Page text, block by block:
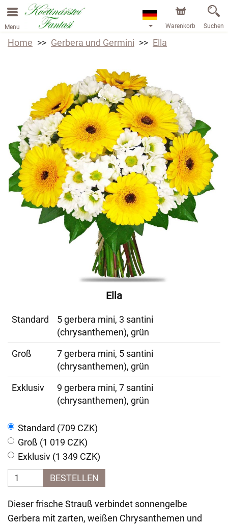
Menu Warenkorb Suchen
Home Gerbera und Germini Ella
Ella
Standard
5 gerbera mini, 3 santini
(chrysanthemen), grün
Groß
7 gerbera mini, 5 santini
(chrysanthemen), grün
Exklusiv
9 gerbera mini, 7 santini
(chrysanthemen), grün
Standard (709 CZK)
Groß (1 019 CZK)
Exklusiv (1 349 CZK)
BESTELLEN
Dieser frische Strauß verbindet sonnengelbe
Gerbera mit zarten, weißen Chrysanthemen und